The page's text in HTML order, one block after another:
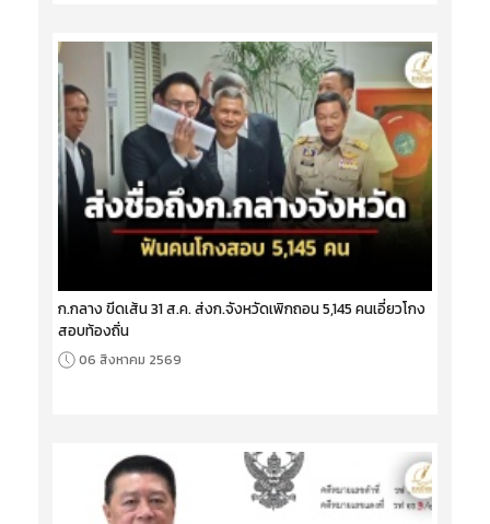
ก.กลาง ขีดเส้น 31 ส.ค. ส่งก.จังหวัดเพิกถอน 5,145 คนเอี่ยวโกง
สอบท้องถิ่น
06 สิงหาคม 2569